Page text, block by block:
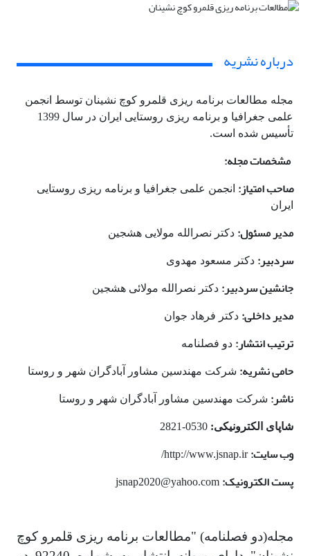
درباره نشریه
مجله مطالعات برنامه ریزی قلمرو کوچ نشینان توسط انجمن
علمی جغرافیا و برنامه ریزی روستایی ایران در سال 1399
تأسیس شده است.
مشخصات مجله:
صاحب امتیاز: انجمن علمی جغرافیا و برنامه ریزی روستایی
ایران
مدیر مسئول: دکتر نصرالله مولایی هشجین
سردبیر: دکتر مسعود مهدوی
جانشین سردبیر: دکتر نصرالله مولائی هشجین
مدیر داخلی: دکتر فرهاد جوان
ترتیب انتشار: دو فصلنامه
حامی نشریه: شرکت مهندسین مشاور آبادگران شهر و روستا
ناشر: شرکت مهندسین مشاور آبادگران شهر و روستا
شاپای الکترونیکی: 0530-2821
وب سایت: http://www.jsnap.ir/
پست الکترونیک:
مجله(دو فصلنامه) "مطالعات برنامه ریزی قلمرو کوچ